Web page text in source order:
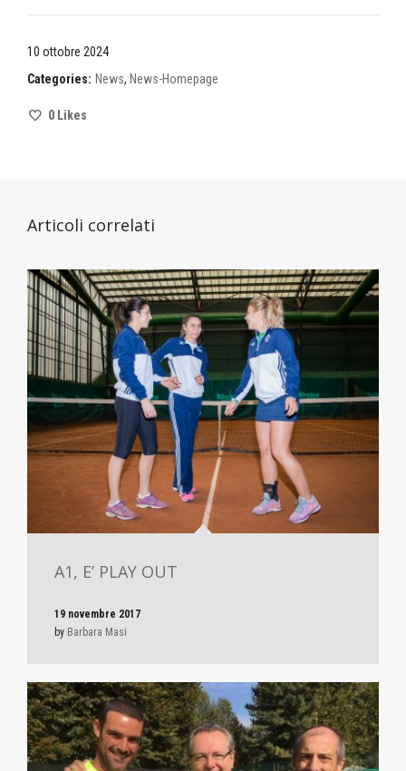
10 ottobre 2024
Categories: News, News-Homepage
0 Likes
Articoli correlati
A1, E’ PLAY OUT
19 novembre 2017
by Barbara Masi